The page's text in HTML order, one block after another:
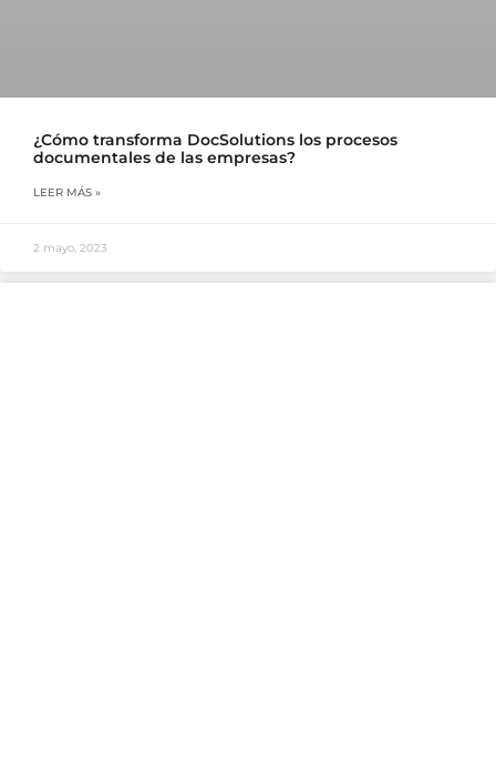
¿Cómo transforma DocSolutions los procesos
documentales de las empresas?
LEER MÁS »
2 mayo, 2023